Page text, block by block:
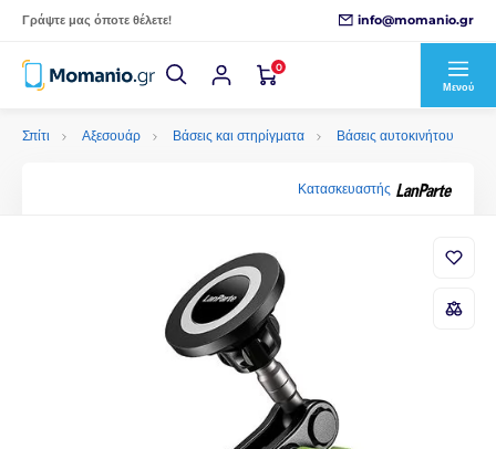
Γράψτε μας όποτε θέλετε! info@momanio.gr
0
Μενού
Σπίτι Αξεσουάρ Βάσεις και στηρίγματα Βάσεις αυτοκινήτου
Κατασκευαστής